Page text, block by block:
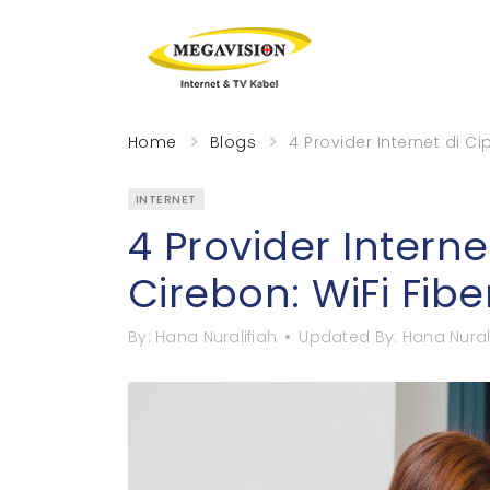
Home Blogs 4 Provider Internet di
INTERNET
4 Provider
Cirebon: WiFi
By: Hana Nuralifiah Updated By: Hana